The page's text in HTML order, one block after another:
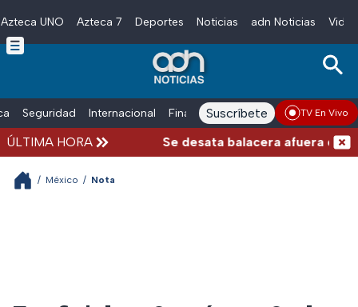
Skip to main content
Azteca UNO Azteca 7 Deportes Noticias adn Noticias
Seguridad Internacional Finanzas adn Noticias Radio
Suscríbete TV En Vivo
ÚLTIMA HORA Se desata balacera afuera del
/ México / Nota